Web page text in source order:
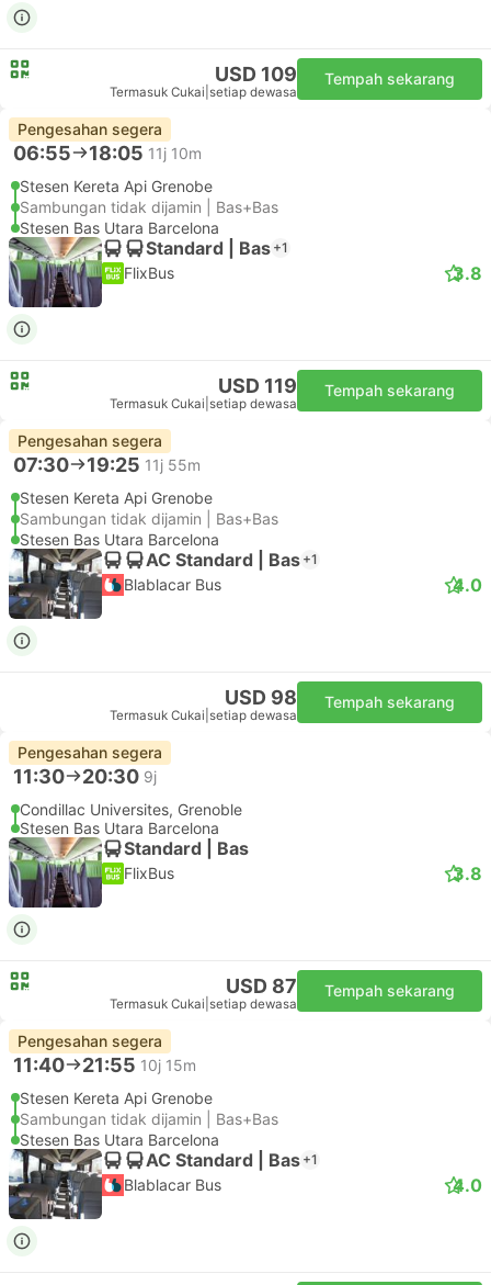
USD 109
Termasuk Cukai setiap dewasa
Tempah sekarang
Pengesahan segera
06:55 18:05 11j 10m
Stesen Kereta Api Grenobe
Sambungan tidak dijamin | Bas+Bas
Stesen Bas Utara Barcelona
Standard | Bas +1
FlixBus 3.8
USD 119
Termasuk Cukai setiap dewasa
Tempah sekarang
Pengesahan segera
07:30 19:25 11j 55m
Stesen Kereta Api Grenobe
Sambungan tidak dijamin | Bas+Bas
Stesen Bas Utara Barcelona
AC Standard | Bas +1
Blablacar Bus 4.0
USD 98
Termasuk Cukai setiap dewasa
Tempah sekarang
Pengesahan segera
11:30 20:30 9j
Condillac Universites, Grenoble
Stesen Bas Utara Barcelona
Standard | Bas
FlixBus 3.8
USD 87
Termasuk Cukai setiap dewasa
Tempah sekarang
Pengesahan segera
11:40 21:55 10j 15m
Stesen Kereta Api Grenobe
Sambungan tidak dijamin | Bas+Bas
Stesen Bas Utara Barcelona
AC Standard | Bas +1
Blablacar Bus 4.0